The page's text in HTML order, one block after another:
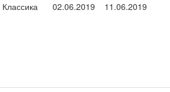
Классика 02.06.2019 11.06.2019